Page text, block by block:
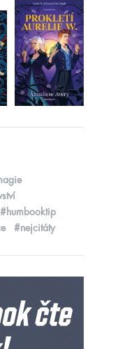
#humbooktip
#nejcitáty